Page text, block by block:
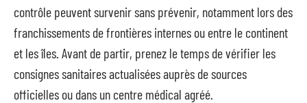
contrôle peuvent survenir sans prévenir, notamment lors des
franchissements de frontières internes ou entre le continent
et les îles. Avant de partir, prenez le temps de vérifier les
consignes sanitaires actualisées auprès de sources
officielles ou dans un centre médical agréé.